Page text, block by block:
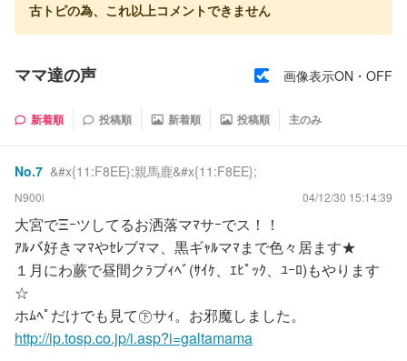
古トピの為、これ以上コメントできません
ママ達の声 画像表示ON・OFF
新着順 投稿順 新着順 投稿順 主のみ
No.7 &#x{11:F8EE};親馬鹿&#x{11:F8EE};
N900i 04/12/30 15:14:39
大宮でΞｰツしてるお洒落マﾏサｰでス！！
ｱﾙバ好きマﾏやｾﾚブﾏマ、黒ギｬﾙマﾏまで色々居ます★
１月にわ蕨で昼間クﾗブｨﾍﾞ(ｻｲｹ、ｴﾋﾟｯｸ、ﾕｰﾛ)もやります
☆
ホﾑﾍﾟだけでも見て㊦サｨ。お邪魔しました。
http://ip.tosp.co.jp/i.asp?i=galtamama